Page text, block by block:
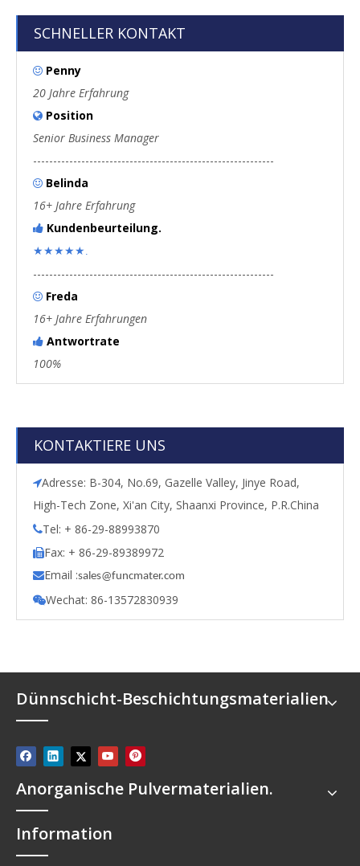
SCHNELLER KONTAKT
 Penny
20 Jahre Erfahrung
 Position
Senior Business Manager
------------------------------------------------------------
 Belinda
16+ Jahre Erfahrung
 Kundenbeurteilung.
★★★★★.
------------------------------------------------------------
 Freda
16+ Jahre Erfahrungen
 Antwortrate
100%
KONTAKTIERE UNS
Adresse: B-304, No.69, Gazelle Valley, Jinye Road,
High-Tech Zone, Xi'an City, Shaanxi Province, P.R.China
Tel: + 86-29-88993870
Fax: + 86-29-89389972
Email :sales@funcmater.com
Wechat: 86-13572830939
Dünnschicht-Beschichtungsmaterialien
Anorganische Pulvermaterialien.
Information